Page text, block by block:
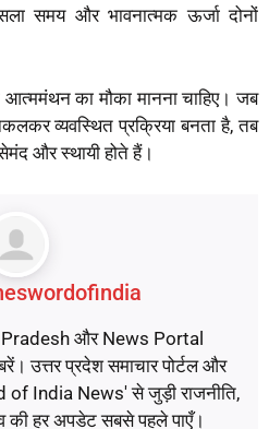
समय और भावनात्मक ऊर्जा दोनों
का मौका मानना चाहिए। जब
व्यवस्थित प्रक्रिया बनता है, तब
और स्थायी होते हैं।
और News Portal
उत्तर प्रदेश समाचार पोर्टल और
of India News' से जुड़ी राजनीति,
की हर अपडेट सबसे पहले पाएँ।